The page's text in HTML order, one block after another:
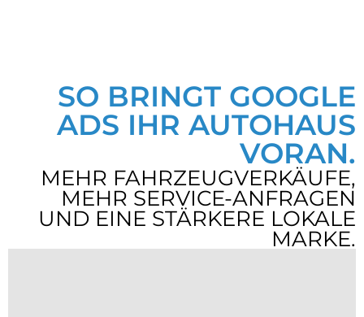
SO BRINGT GOOGLE
ADS IHR AUTOHAUS
VORAN.
MEHR FAHRZEUGVERKÄUFE,
MEHR SERVICE-ANFRAGEN
UND EINE STÄRKERE LOKALE
MARKE.